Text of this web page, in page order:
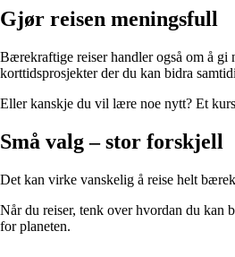
Gjør reisen meningsfull
Bærekraftige reiser handler også om å
korttidsprosjekter der du kan bidra
Eller kanskje du vil lære noe nytt? Et
Små valg – stor forskjell
Det kan virke vanskelig å reise helt
Når du reiser, tenk over hvordan du kan
for planeten.